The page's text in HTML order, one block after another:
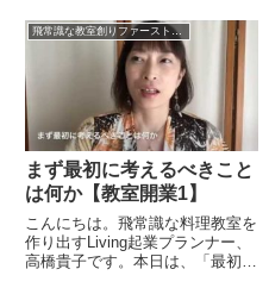
飛常識な教室創りファーストステップ31プログラム
まず最初に考えるべきこと
は何か【教室開業1】
こんにちは。飛常識な料理教室を
作り出すLiving起業プランナー、
高橋貴子です。本日は、「最初に